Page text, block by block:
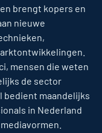
brengt kopers en
nieuwe
mensen die weten
de sector
bedient maandelijks
in Nederland